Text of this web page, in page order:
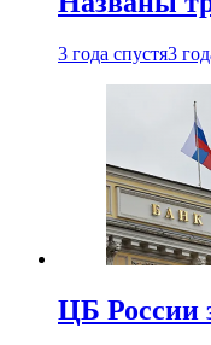
3 года спустя3
ЦБ России